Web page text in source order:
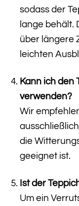
sodass der
lange behält.
über längere
leichten
Kann ich den
verwenden?
Wir
die
geeignet ist.
Ist der
Um ein